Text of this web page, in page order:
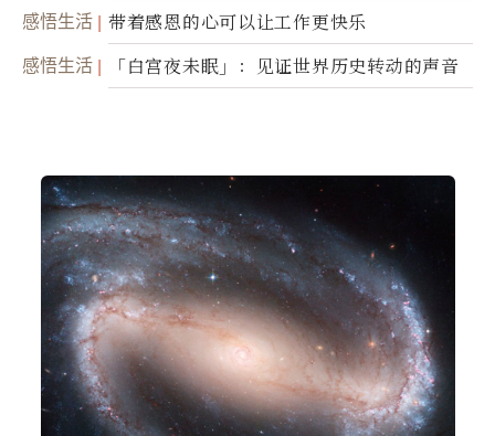
感悟生活 带着感恩的心可以让工作更快乐
感悟生活 「白宫夜未眠」：见证世界历史转动的声音